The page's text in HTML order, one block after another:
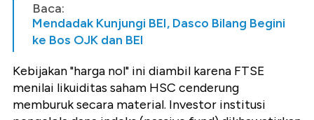
Baca:
Mendadak Kunjungi BEI, Dasco Bilang Begini
ke Bos OJK dan BEI
Kebijakan "harga nol" ini diambil karena FTSE
menilai likuiditas saham HSC cenderung
memburuk secara material. Investor institusi